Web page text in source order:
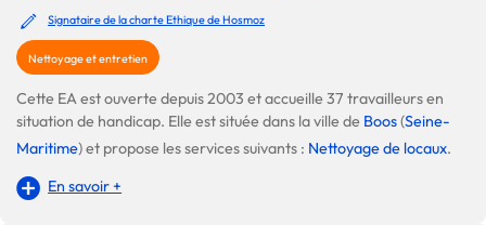
Signataire de la charte Ethique de Hosmoz
Nettoyage et entretien
Cette EA est ouverte depuis 2003 et accueille 37 travailleurs en
situation de handicap. Elle est située dans la ville de Boos(Seine-
Maritime) et propose les services suivants : Nettoyage de locaux.
En savoir +